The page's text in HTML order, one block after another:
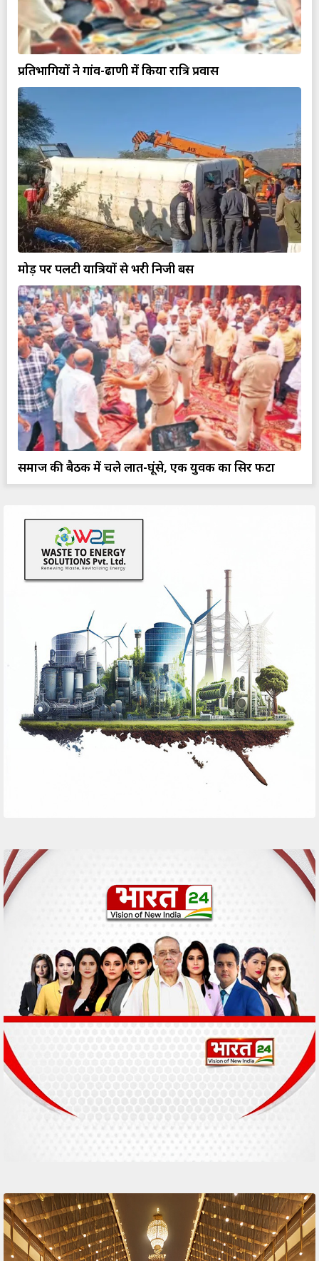
प्रतिभागियों ने गांव-ढाणी में किया रात्रि प्रवास
मोड़ पर पलटी यात्रियों से भरी निजी बस
समाज की बैठक में चले लात-घूंसे, एक युवक का सिर फटा